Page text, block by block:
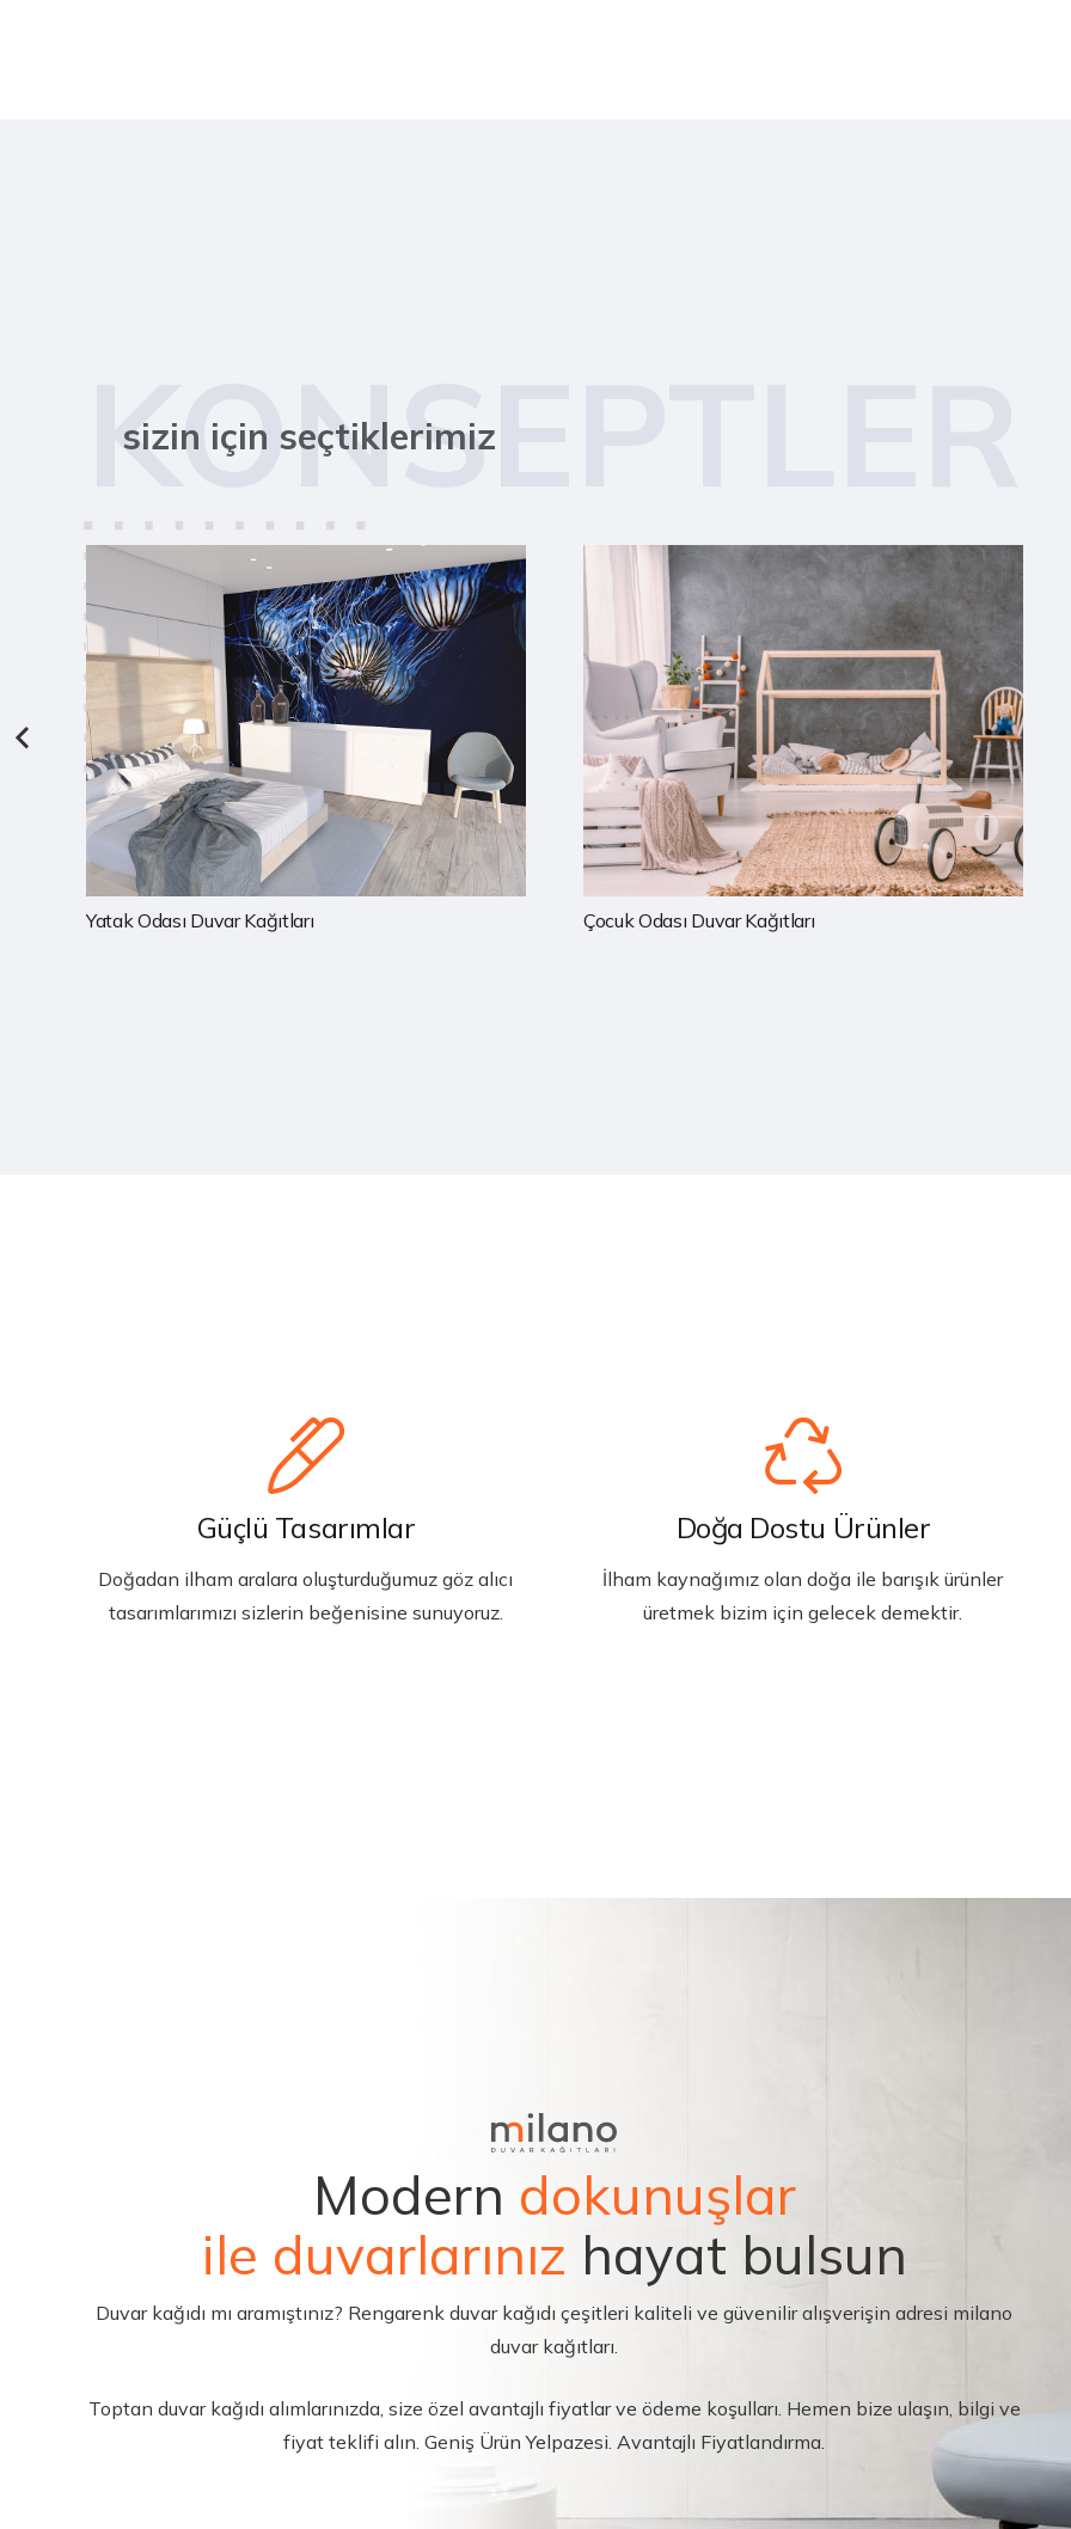
KONSEPTLER
sizin için seçtiklerimiz
Çocuk Odası Duvar Kağıtları Mutfak Duvar Kağıtları
Güçlü Tasarımlar
Doğadan ilham aralara oluşturduğumuz göz alıcı
tasarımlarımızı sizlerin beğenisine sunuyoruz.
Doğa Dostu Ürünler
İlham kaynağımız olan doğa ile barışık ürünler
üretmek bizim için gelecek demektir.
Modern dokunuşlar
ile duvarlarınız hayat bulsun
Duvar kağıdı mı aramıştınız? Rengarenk duvar kağıdı çeşitleri kaliteli ve güvenilir alışverişin adresi milano
duvar kağıtları.
Toptan duvar kağıdı alımlarınızda, size özel avantajlı fiyatlar ve ödeme koşulları. Hemen bize ulaşın, bilgi ve
fiyat teklifi alın. Geniş Ürün Yelpazesi. Avantajlı Fiyatlandırma.